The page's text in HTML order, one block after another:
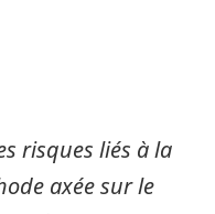
risques liés à la
axée sur le